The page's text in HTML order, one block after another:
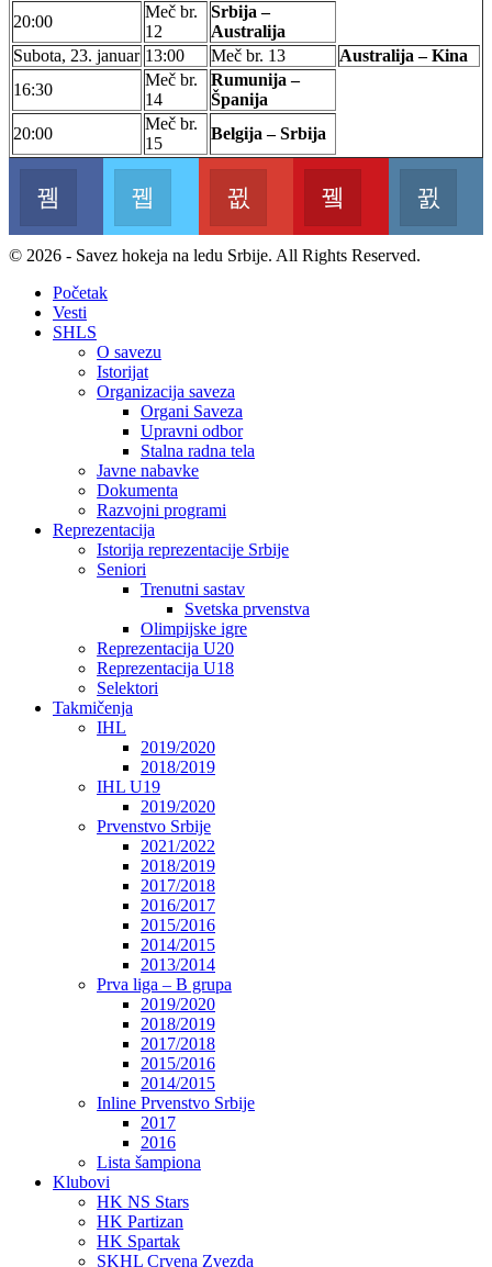
20:00
Meč br.
12
Srbija –
Australija
Subota, 23. januar 13:00 Meč br. 13
Australija – Kina
16:30
Meč br.
14
Rumunija –
Španija
20:00
Meč br.
15
Belgija – Srbija
Facebook
Join us on Facebook
Twitter
Join us on Twitter
Google+
Join us on Google
Youtube
Join us on
© 2026 - Savez hokeja na ledu Srbije. All Rights Reserved.
Početak
Vesti
SHLS
O savezu
Istorijat
Organizacija saveza
Organi Saveza
Upravni odbor
Stalna radna tela
Javne nabavke
Dokumenta
Razvojni programi
Reprezentacija
Istorija reprezentacije Srbije
Seniori
Trenutni sastav
Svetska prvenstva
Olimpijske igre
Reprezentacija U20
Reprezentacija U18
Selektori
Takmičenja
IHL
2019/2020
2018/2019
IHL U19
2019/2020
Prvenstvo Srbije
2021/2022
2018/2019
2017/2018
2016/2017
2015/2016
2014/2015
2013/2014
Prva liga – B grupa
2019/2020
2018/2019
2017/2018
2015/2016
2014/2015
Inline Prvenstvo Srbije
2017
2016
Lista šampiona
Klubovi
HK NS Stars
HK Partizan
HK Spartak
SKHL Crvena Zvezda